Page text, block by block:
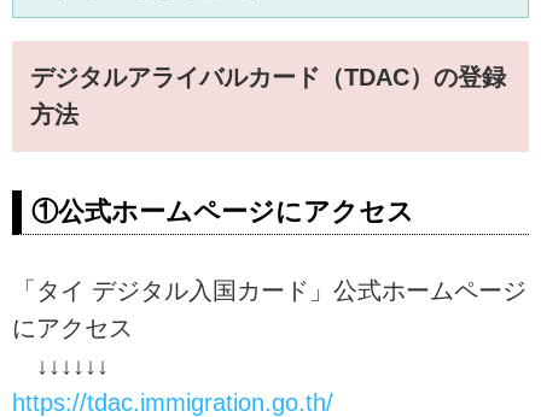
デジタルアライバルカード（TDAC）の登録
方法
①公式ホームページにアクセス
「タイ デジタル入国カード」公式ホームページ
にアクセス
↓↓↓↓↓↓
https://tdac.immigration.go.th/